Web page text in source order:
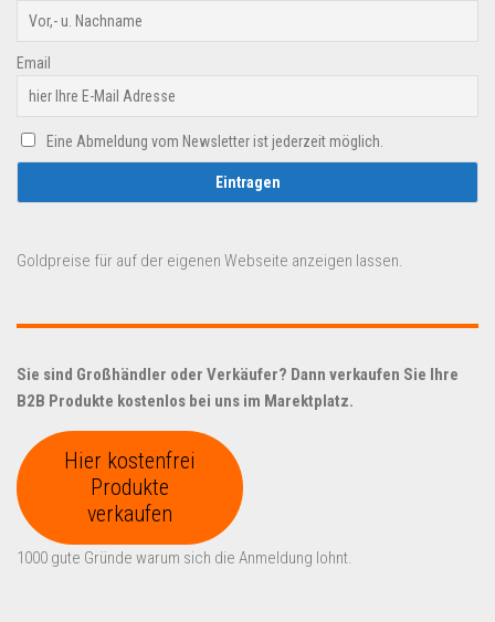
Email
Eine Abmeldung vom Newsletter ist jederzeit möglich.
Goldpreise für auf der eigenen Webseite anzeigen lassen.
Sie sind Großhändler oder Verkäufer? Dann verkaufen Sie Ihre
B2B Produkte kostenlos bei uns im Marektplatz.
Hier kostenfrei
Produkte
verkaufen
1000 gute Gründe warum sich die Anmeldung lohnt.